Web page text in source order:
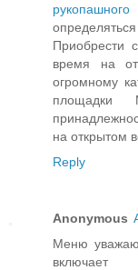
Приобрести
время на
огромному
на открытом
Reply
Anonymous
Меню